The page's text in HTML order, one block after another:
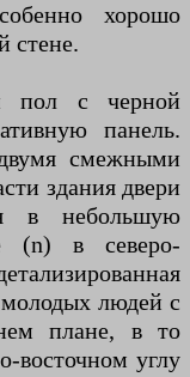
хорошо
стене.
пол с черной
панель.
смежными
здания двери
в небольшую
(n) в северо-
людей с
плане, в то
восточном углу